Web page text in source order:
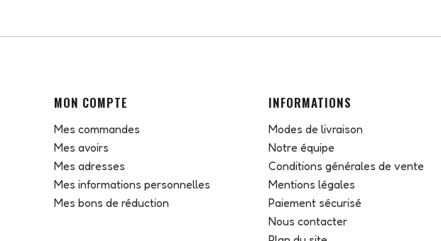
MON COMPTE
Mes commandes
Mes avoirs
Mes adresses
Mes informations personnelles
Mes bons de réduction
INFORMATIONS
Modes de livraison
Notre équipe
Conditions générales de vente
Mentions légales
Paiement sécurisé
Nous contacter